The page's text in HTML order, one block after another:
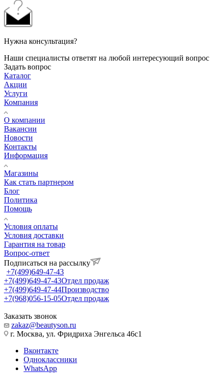
Нужна консультация?
Наши специалисты ответят на любой интересующий вопрос
Задать вопрос
Каталог
Акции
Услуги
Компания
О компании
Вакансии
Новости
Контакты
Информация
Магазины
Как стать партнером
Блог
Политика
Помощь
Условия оплаты
Условия доставки
Гарантия на товар
Вопрос-ответ
Подписаться на рассылку
+7(499)649-47-43
+7(499)649-47-43Отдел продаж
+7(499)649-47-44Производство
+7(968)056-15-05Отдел продаж
Заказать звонок
zakaz@beautyson.ru
г. Москва, ул. Фридриха Энгельса 46с1
Вконтакте
Одноклассники
WhatsApp